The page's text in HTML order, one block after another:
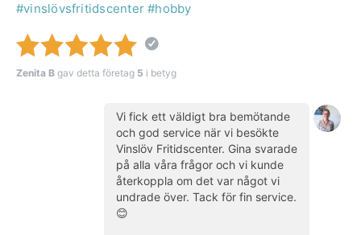
#vinslövsfritidscenter #hobby
Zenita B gav detta företag 5 i betyg
Vi fick ett väldigt bra bemötande
och god service när vi besökte
Vinslöv Fritidscenter. Gina svarade
på alla våra frågor och vi kunde
återkoppla om det var något vi
undrade över. Tack för fin service.
😊